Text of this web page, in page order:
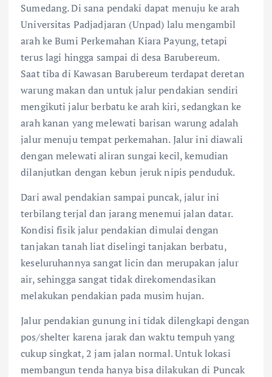
Sumedang. Di sana pendaki dapat menuju ke arah
Universitas Padjadjaran (Unpad) lalu mengambil
arah ke Bumi Perkemahan Kiara Payung, tetapi
terus lagi hingga sampai di desa Barubereum.
Saat tiba di Kawasan Barubereum terdapat deretan
warung makan dan untuk jalur pendakian sendiri
mengikuti jalur berbatu ke arah kiri, sedangkan ke
arah kanan yang melewati barisan warung adalah
jalur menuju tempat perkemahan. Jalur ini diawali
dengan melewati aliran sungai kecil, kemudian
dilanjutkan dengan kebun jeruk nipis penduduk.
Dari awal pendakian sampai puncak, jalur ini
terbilang terjal dan jarang menemui jalan datar.
Kondisi fisik jalur pendakian dimulai dengan
tanjakan tanah liat diselingi tanjakan berbatu,
keseluruhannya sangat licin dan merupakan jalur
air, sehingga sangat tidak direkomendasikan
melakukan pendakian pada musim hujan.
Jalur pendakian gunung ini tidak dilengkapi dengan
pos/shelter karena jarak dan waktu tempuh yang
cukup singkat, 2 jam jalan normal. Untuk lokasi
membangun tenda hanya bisa dilakukan di Puncak